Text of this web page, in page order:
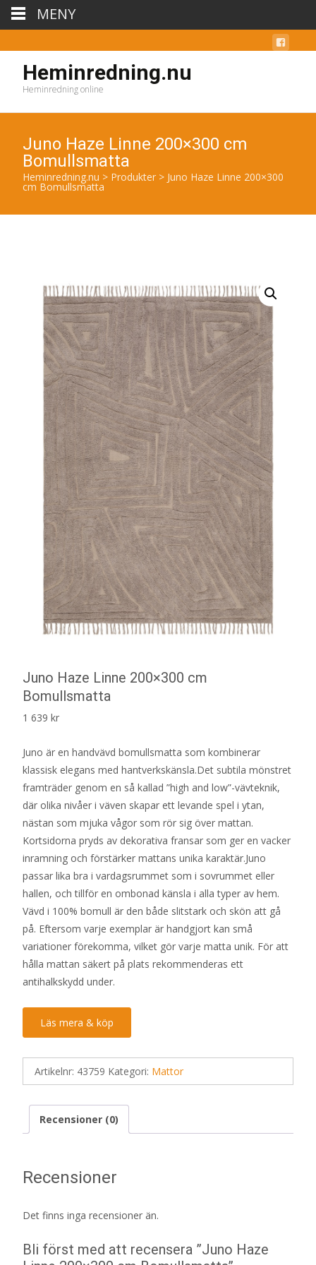
Heminredning.nu
Heminredning online
Juno Haze Linne 200×300 cm
Bomullsmatta
Heminredning.nu > Produkter > Juno Haze Linne 200×300
cm Bomullsmatta
Juno Haze Linne 200×300 cm
Bomullsmatta
1 639 kr
Juno är en handvävd bomullsmatta som kombinerar
klassisk elegans med hantverkskänsla.Det subtila mönstret
framträder genom en så kallad ”high and low”-vävteknik,
där olika nivåer i väven skapar ett levande spel i ytan,
nästan som mjuka vågor som rör sig över mattan.
Kortsidorna pryds av dekorativa fransar som ger en vacker
inramning och förstärker mattans unika karaktär.Juno
passar lika bra i vardagsrummet som i sovrummet eller
hallen, och tillför en ombonad känsla i alla typer av hem.
Vävd i 100% bomull är den både slitstark och skön att gå
på. Eftersom varje exemplar är handgjort kan små
variationer förekomma, vilket gör varje matta unik. För att
hålla mattan säkert på plats rekommenderas ett
antihalkskydd under.
Läs mera & köp
Artikelnr: 43759 Kategori: Mattor
Recensioner (0)
Recensioner
Det finns inga recensioner än.
Bli först med att recensera ”Juno Haze
MENY